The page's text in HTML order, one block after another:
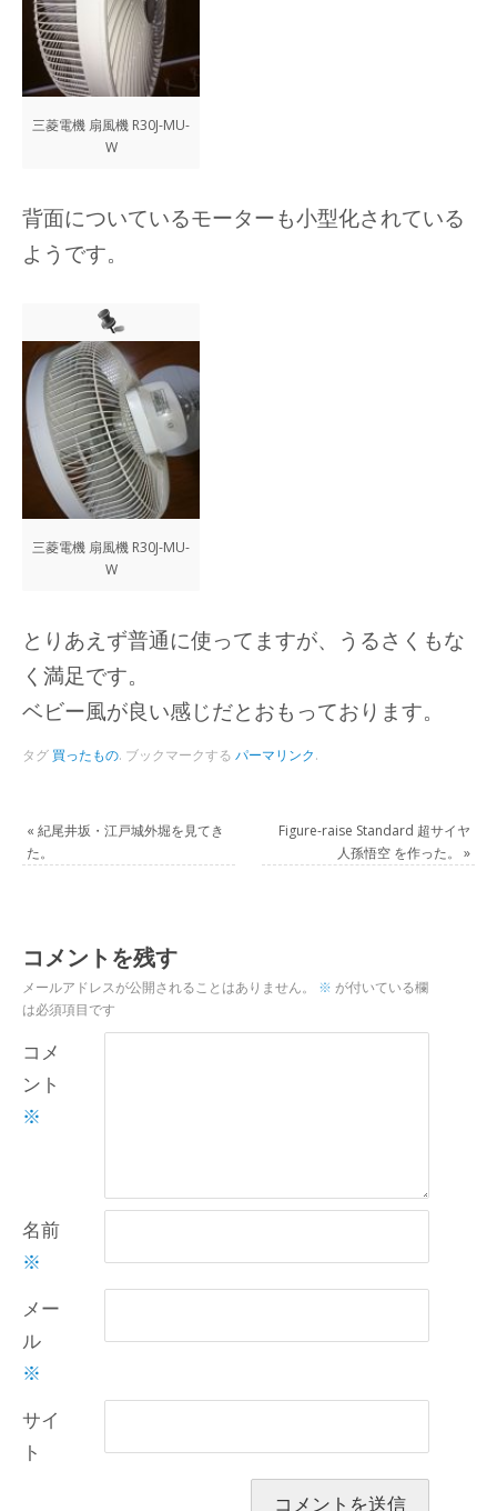
三菱電機 扇風機 R30J-MU-
W
背面についているモーターも小型化されている
ようです。
三菱電機 扇風機 R30J-MU-
W
とりあえず普通に使ってますが、うるさくもな
く満足です。
ベビー風が良い感じだとおもっております。
タグ 買ったもの. ブックマークするパーマリンク.
« 紀尾井坂・江戸城外堀を見てき
た。
Figure-raise Standard 超サイヤ
人孫悟空 を作った。 »
コメントを残す
メールアドレスが公開されることはありません。 ※ が付いている欄
は必須項目です
コメ
ント
※
名前
※
メー
ル
※
サイ
ト